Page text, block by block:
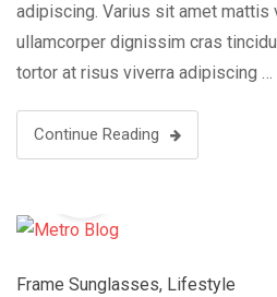
adipiscing. Varius sit amet mattis
ullamcorper dignissim cras
tortor at risus viverra adipiscing …
Continue Reading
Frame Sunglasses, Lifestyle